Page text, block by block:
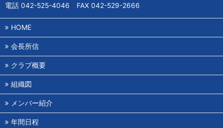
電話 042-525-4046 FAX 042-529-2666
HOME
会長所信
クラブ概要
組織図
メンバー紹介
年間日程